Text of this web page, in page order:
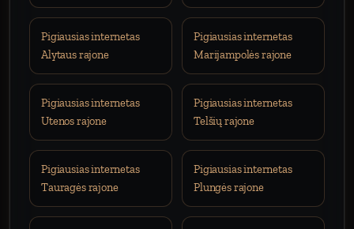
Pigiausias internetas
Alytaus rajone
Pigiausias internetas
Marijampolės rajone
Pigiausias internetas
Utenos rajone
Pigiausias internetas
Telšių rajone
Pigiausias internetas
Tauragės rajone
Pigiausias internetas
Plungės rajone